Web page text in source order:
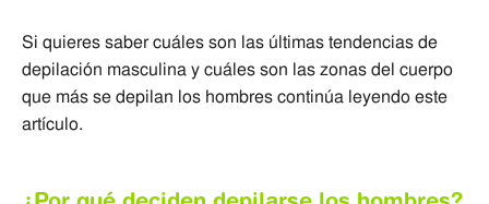
Si quieres saber cuáles son las últimas tendencias de
depilación masculina y cuáles son las zonas del cuerpo
que más se depilan los hombres continúa leyendo este
artículo.